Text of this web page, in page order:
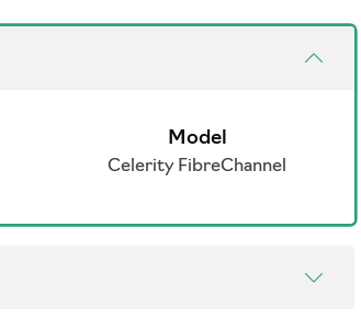
Model
Celerity FibreChannel